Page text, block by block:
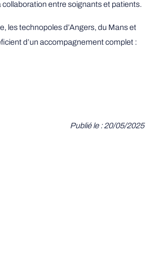
collaboration entre soignants et patients.
les technopoles d’Angers, du Mans et
d’un accompagnement complet :
Publié le : 20/05/2025